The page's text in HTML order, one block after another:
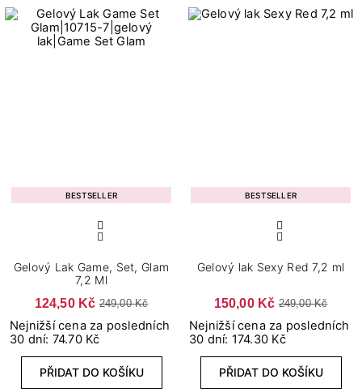
Typ výrobku
Báze/Top 2v1 1
2
26
Lesk 3
Metalické 6
Neonové 3
BESTSELLER
Gelový Lak Game, Set, Glam
7,2 Ml
124,50 Kč 249,00 Kč
Nejnižší cena za posledních
30 dní: 74.70 Kč
PŘIDAT DO KOŠÍKU
BESTSELLER
Gelový lak Sexy Red 7,2 ml
150,00 Kč 249,00 Kč
Nejnižší cena za posledních
30 dní: 174.30 Kč
PŘIDAT DO KOŠÍKU